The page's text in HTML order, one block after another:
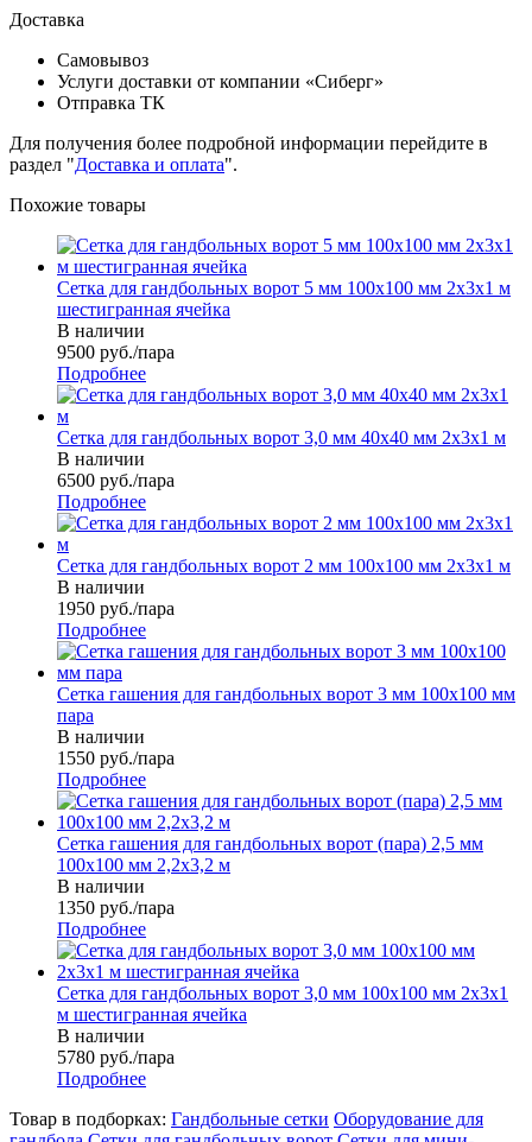
Доставка
Самовывоз
Услуги доставки от компании «Сиберг»
Отправка ТК
Для получения более подробной информации перейдите в
раздел "Доставка и оплата".
Похожие товары
Сетка для гандбольных ворот 5 мм 100х100 мм 2х3х1 м
шестигранная ячейка
В наличии
9500 руб./пара
Подробнее
Сетка для гандбольных ворот 3,0 мм 40х40 мм 2х3х1 м
В наличии
6500 руб./пара
Подробнее
Сетка для гандбольных ворот 2 мм 100х100 мм 2х3х1 м
В наличии
1950 руб./пара
Подробнее
Сетка гашения для гандбольных ворот 3 мм 100х100 мм
пара
В наличии
1550 руб./пара
Подробнее
Сетка гашения для гандбольных ворот (пара) 2,5 мм
100х100 мм 2,2х3,2 м
В наличии
1350 руб./пара
Подробнее
Сетка для гандбольных ворот 3,0 мм 100х100 мм 2х3х1
м шестигранная ячейка
В наличии
5780 руб./пара
Подробнее
Товар в подборках: Гандбольные сетки Оборудование для